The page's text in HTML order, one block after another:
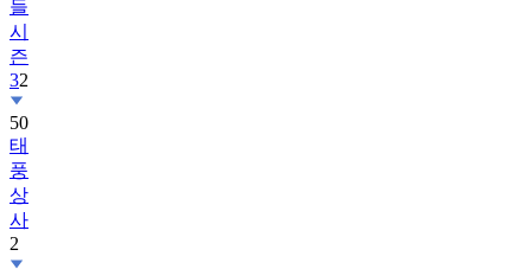
즌
32
50
태
풍
상
사
2